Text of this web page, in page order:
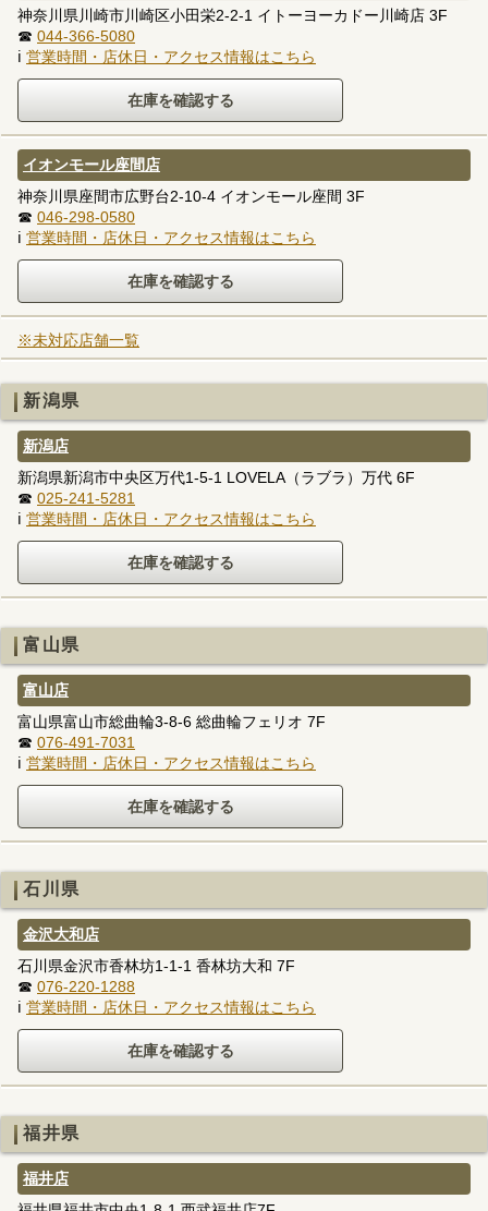
神奈川県川崎市川崎区小田栄2-2-1 イトーヨーカドー川崎店 3F
☎ 044-366-5080
ℹ 営業時間・店休日・アクセス情報はこちら
イオンモール座間店
神奈川県座間市広野台2-10-4 イオンモール座間 3F
☎ 046-298-0580
ℹ 営業時間・店休日・アクセス情報はこちら
※未対応店舗一覧
新潟県
新潟店
新潟県新潟市中央区万代1-5-1 LOVELA（ラブラ）万代 6F
☎ 025-241-5281
ℹ 営業時間・店休日・アクセス情報はこちら
富山県
富山店
富山県富山市総曲輪3-8-6 総曲輪フェリオ 7F
☎ 076-491-7031
ℹ 営業時間・店休日・アクセス情報はこちら
石川県
金沢大和店
石川県金沢市香林坊1-1-1 香林坊大和 7F
☎ 076-220-1288
ℹ 営業時間・店休日・アクセス情報はこちら
福井県
福井店